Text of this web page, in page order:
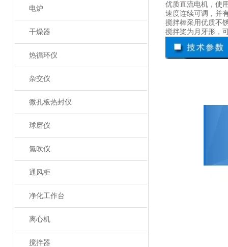
电炉
干燥器
热循环仪
杂交仪
微孔板热封仪
球磨仪
氮吹仪
通风柜
净化工作台
离心机
搅拌器
优质直流电机，使
速度连续可调，并
搅拌棒采用优质不
搅拌桨为月牙形，